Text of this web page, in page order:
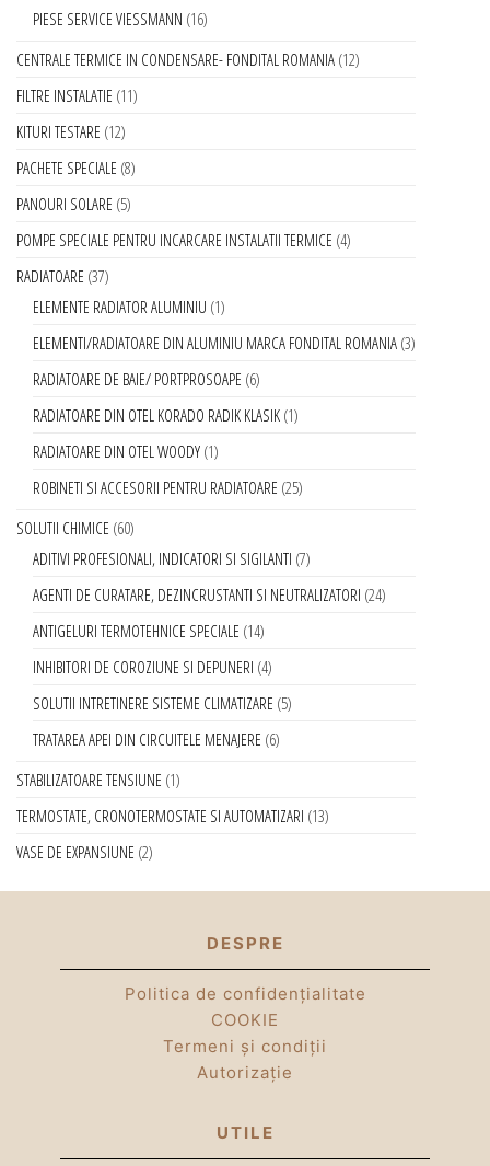
PIESE SERVICE VIESSMANN 16
CENTRALE TERMICE IN CONDENSARE- FONDITAL ROMANIA 12
FILTRE INSTALATIE 11
KITURI TESTARE 12
PACHETE SPECIALE 8
PANOURI SOLARE 5
POMPE SPECIALE PENTRU INCARCARE INSTALATII TERMICE 4
RADIATOARE 37
ELEMENTE RADIATOR ALUMINIU 1
ELEMENTI/RADIATOARE DIN ALUMINIU MARCA FONDITAL ROMANIA 3
RADIATOARE DE BAIE/ PORTPROSOAPE 6
RADIATOARE DIN OTEL KORADO RADIK KLASIK 1
RADIATOARE DIN OTEL WOODY 1
ROBINETI SI ACCESORII PENTRU RADIATOARE 25
SOLUTII CHIMICE 60
ADITIVI PROFESIONALI, INDICATORI SI SIGILANTI 7
AGENTI DE CURATARE, DEZINCRUSTANTI SI NEUTRALIZATORI 24
ANTIGELURI TERMOTEHNICE SPECIALE 14
INHIBITORI DE COROZIUNE SI DEPUNERI 4
SOLUTII INTRETINERE SISTEME CLIMATIZARE 5
TRATAREA APEI DIN CIRCUITELE MENAJERE 6
STABILIZATOARE TENSIUNE 1
TERMOSTATE, CRONOTERMOSTATE SI AUTOMATIZARI 13
VASE DE EXPANSIUNE 2
DESPRE
Politica de confidențialitate
COOKIE
Termeni și condiții
Autorizație
UTILE